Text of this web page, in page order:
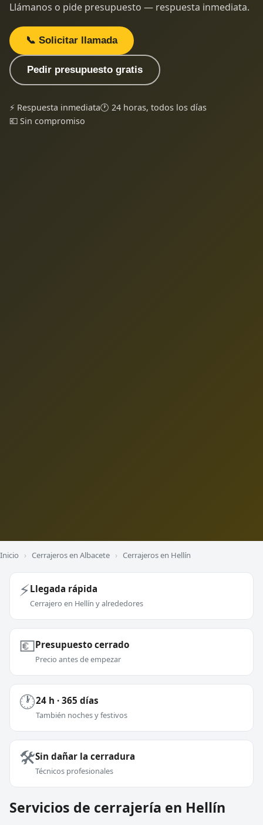
Llámanos o pide presupuesto — respuesta inmediata.
📞 Solicitar llamada
Pedir presupuesto gratis
⚡ Respuesta inmediata🕐 24 horas, todos los días
💶 Sin compromiso
Inicio › Cerrajeros en Albacete › Cerrajeros en Hellín
⚡Llegada rápida
Cerrajero en Hellín y alrededores
💶Presupuesto cerrado
Precio antes de empezar
🕐24 h · 365 días
También noches y festivos
🛠️Sin dañar la cerradura
Técnicos profesionales
Servicios de cerrajería en Hellín